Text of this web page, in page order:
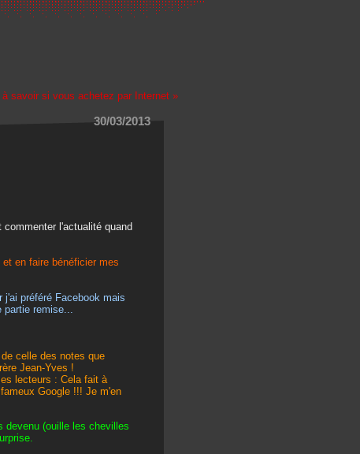
à savoir si vous achetez par Internet »
30/03/2013
l'actualité quand
en faire bénéficier mes
préféré Facebook mais
partie remise...
celle des notes que
Jean-Yves !
lecteurs : Cela fait à
Google !!! Je m'en
devenu (ouille les chevilles